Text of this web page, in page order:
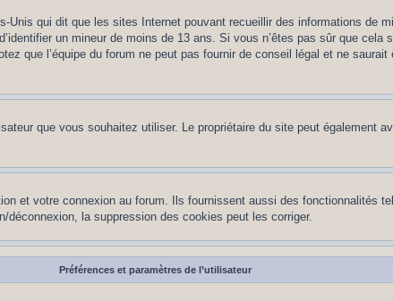
Unis qui dit que les sites Internet pouvant recueillir des informations de
un mineur de moins de 13 ans. Si vous n’êtes pas sûr que
que l’équipe du forum ne peut pas fournir de conseil légal et ne
que vous souhaitez utiliser. Le propriétaire du site peut également
et votre connexion au forum. Ils fournissent aussi des fonctionnalités
la suppression des cookies peut les corriger.
Préférences et paramètres de l’utilisateur